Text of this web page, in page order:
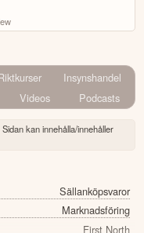
Insynshandel
Videos Podcasts
kan innehålla/innehåller
Sällanköpsvaror
Marknadsföring
First North